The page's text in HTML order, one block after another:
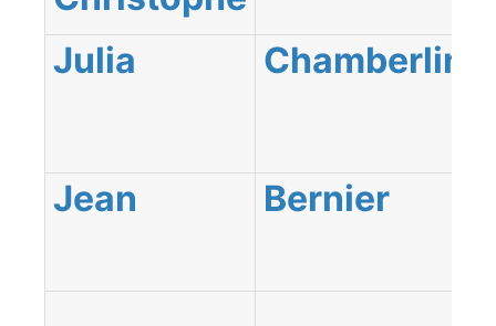
Julia Chamberlin
Jean Bernier